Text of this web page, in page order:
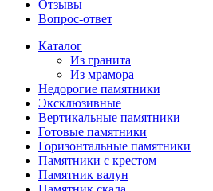
Отзывы
Вопрос-ответ
Каталог
Из гранита
Из мрамора
Недорогие памятники
Эксклюзивные
Вертикальные памятники
Готовые памятники
Горизонтальные памятники
Памятники с крестом
Памятник валун